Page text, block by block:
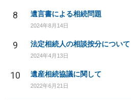
8 遺言書による相続問題
2024年8月14日
9 法定相続人の相談按分について
2024年4月13日
10 遺産相続協議に関して
2022年6月21日